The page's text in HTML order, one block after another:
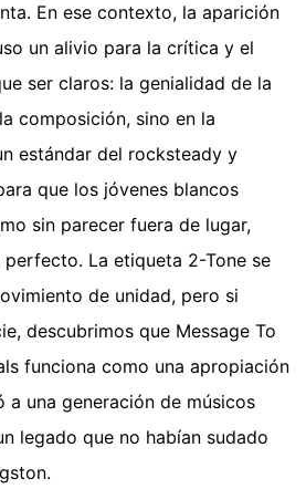
En ese contexto, la aparición
un alivio para la crítica y el
ser claros: la genialidad de la
composición, sino en la
estándar del rocksteady y
que los jóvenes blancos
sin parecer fuera de lugar,
La etiqueta 2-Tone se
de unidad, pero si
descubrimos que Message To
funciona como una apropiación
una generación de músicos
legado que no habían sudado